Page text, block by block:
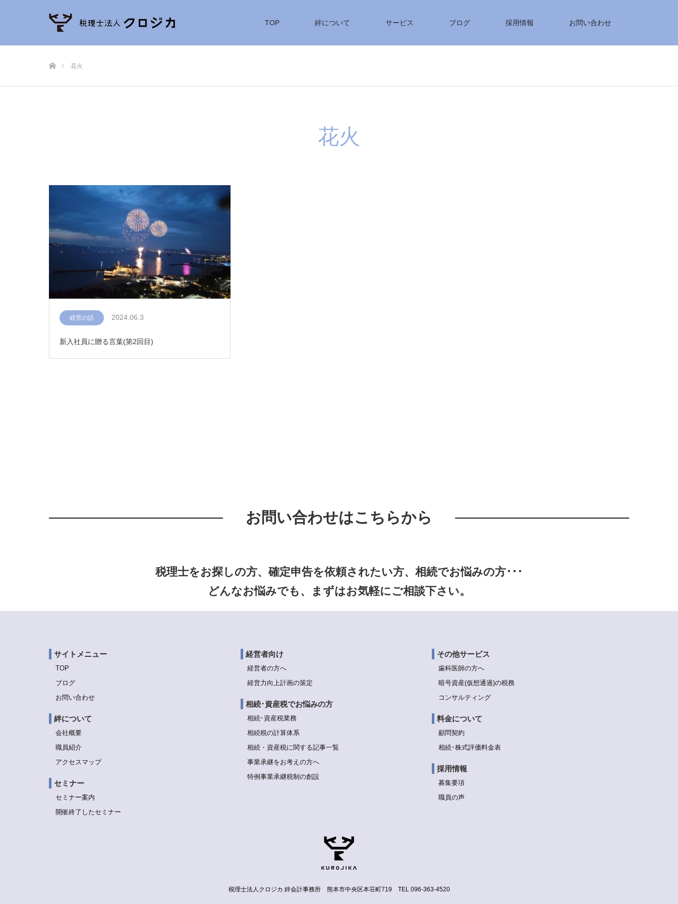
TOP 絆について サービス ブログ 採用情報 お問い合わせ
花火
花火
経営の話 2024.06.3
新入社員に贈る言葉(第2回目)
お問い合わせはこちらから
税理士をお探しの方、確定申告を依頼されたい方、相続でお悩みの方･･･
どんなお悩みでも、まずはお気軽にご相談下さい。
サイトメニュー
TOP
ブログ
お問い合わせ
絆について
会社概要
職員紹介
アクセスマップ
セミナー
セミナー案内
開催終了したセミナー
経営者向け
経営者の方へ
経営力向上計画の策定
相続･資産税でお悩みの方
相続･資産税業務
相続税の計算体系
相続・資産税に関する記事一覧
事業承継をお考えの方へ
特例事業承継税制の創設
その他サービス
歯科医師の方へ
暗号資産(仮想通過)の税務
コンサルティング
料金について
顧問契約
相続･株式評価料金表
採用情報
募集要項
職員の声
税理士法人クロジカ 絆会計事務所 熊本市中央区本荘町719 TEL 096-363-4520